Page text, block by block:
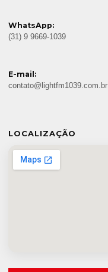
WhatsApp:
(31) 9 9669-1039
E-mail:
contato@lightfm1039.com.br
LOCALIZAÇÃO